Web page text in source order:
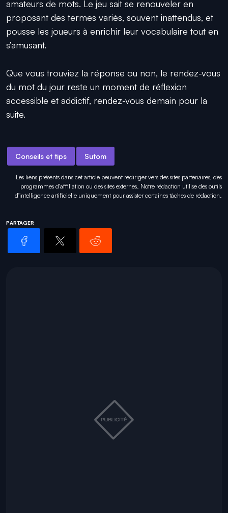
amateurs de mots. Le jeu sait se renouveler en
proposant des termes variés, souvent inattendus, et
pousse les joueurs à enrichir leur vocabulaire tout en
s’amusant.
Que vous trouviez la réponse ou non, le rendez-vous
du mot du jour reste un moment de réflexion
accessible et addictif, rendez-vous demain pour la
suite.
Conseils et tips Sutom
Les liens présents dans cet article peuvent rediriger vers des sites partenaires, des
programmes d'affiliation ou des sites externes. Notre rédaction utilise des outils
d'intelligence artificielle uniquement pourassister certaines tâches de rédaction.
PARTAGER